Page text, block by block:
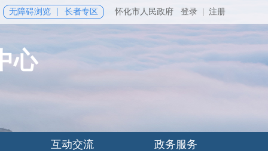
无障碍浏览 长者专区 怀化市人民政府 登录 注册
心
互动交流 政务服务